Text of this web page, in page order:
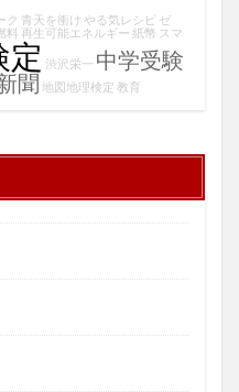
ク 青天を衝け やる気レシピ ゼ
料 再生可能エネルギー 紙幣 スマ
定 渋沢栄一 中学受験
聞 地図地理検定 教育